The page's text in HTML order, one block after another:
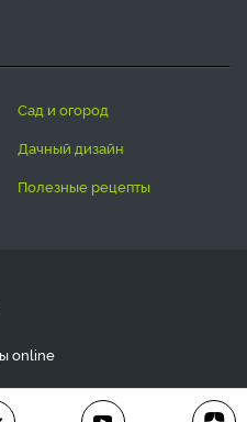
сад и огород
дачный дизайн
полезные рецепты
online
только с